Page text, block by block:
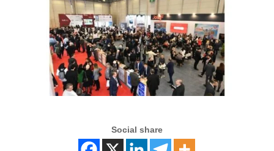
Social share